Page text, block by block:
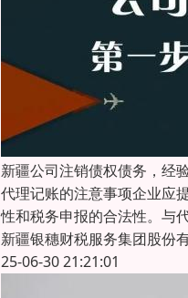
新疆公司注销债权债务，经
代理记账的注意事项企业应
性和税务申报的合法性。与
新疆银穗财税服务集团股份
25-06-30 21:21:01